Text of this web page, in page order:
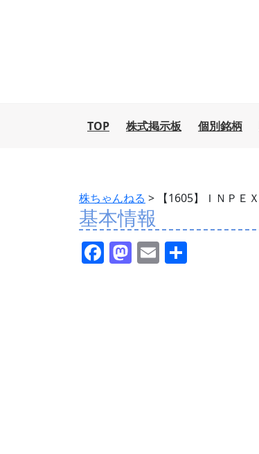
TOP 株式掲示板 個別銘柄
株ちゃんねる > 【1605】ＩＮＰＥＸ
基本情報
F M E